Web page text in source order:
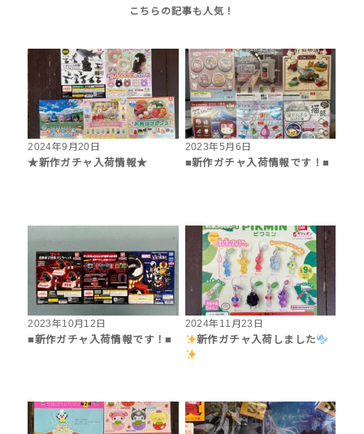
2024年9月20日
★新作ガチャ入荷情報★
2023年5月6日
■新作ガチャ入荷情報です！■
2023年10月12日
■新作ガチャ入荷情報です！■
2024年11月23日
新作ガチャ入荷しました